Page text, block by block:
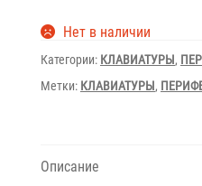
Нет в наличии
Категории: КЛАВИАТУРЫ,
Метки: КЛАВИАТУРЫ,
Описание